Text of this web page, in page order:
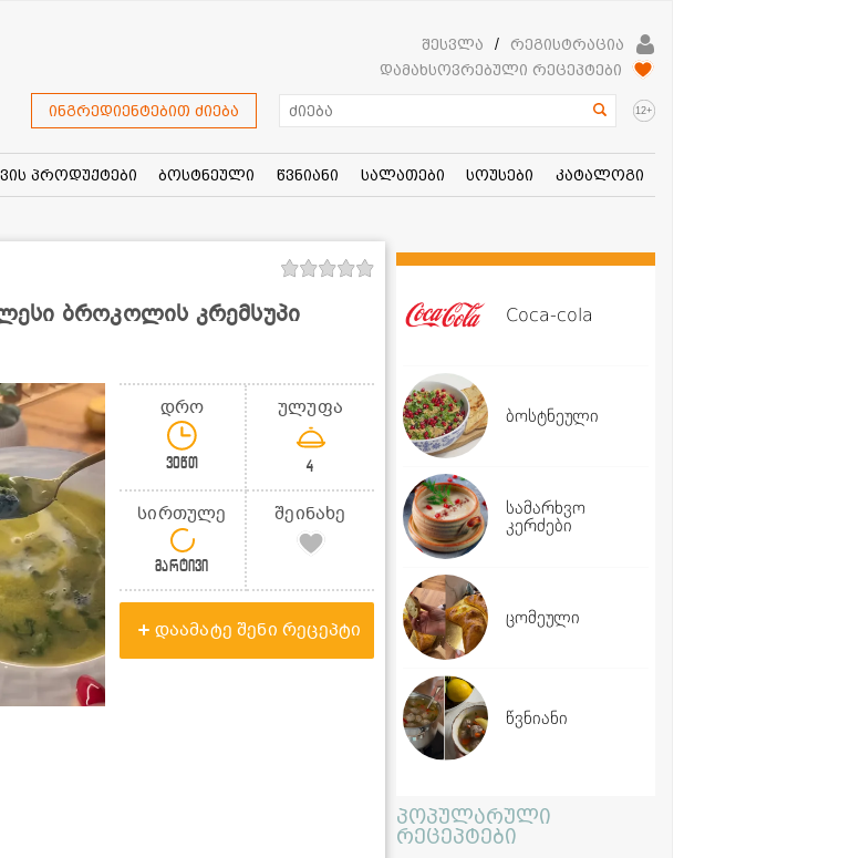
შესვლა /
რეგისტრაცია
დამახსოვრებული რეცეპტები
ინგრედიენტებით ძიება 12+
პროდუქტები ბოსტნეული წვნიანი სალათები სოუსები კატალოგი
ბროკოლის კრემსუპი
დრო
30წთ
ულუფა
4
სირთულე
მარტივი
შეინახე
დაამატე შენი რეცეპტი
Coca-cola
ბოსტნეული
სამარხვო
კერძები
ცომეული
წვნიანი
პოპულარული
რეცეპტები